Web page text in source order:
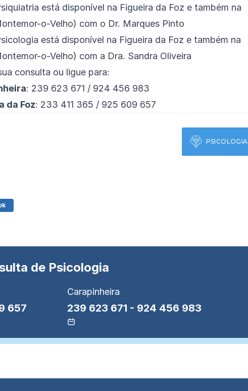
está disponível na Figueira da Foz e também na
o-Velho) com o Dr. Marques Pinto
está disponível na Figueira da Foz e também na
o-Velho) com a Dra. Sandra Oliveira
consulta ou ligue para:
: 239 623 671 / 924 456 983
da Foz: 233 411 365 / 925 609 657
PSICOLOGIA
de Psicologia
657
Carapinheira
239 623 671 - 924 456 983